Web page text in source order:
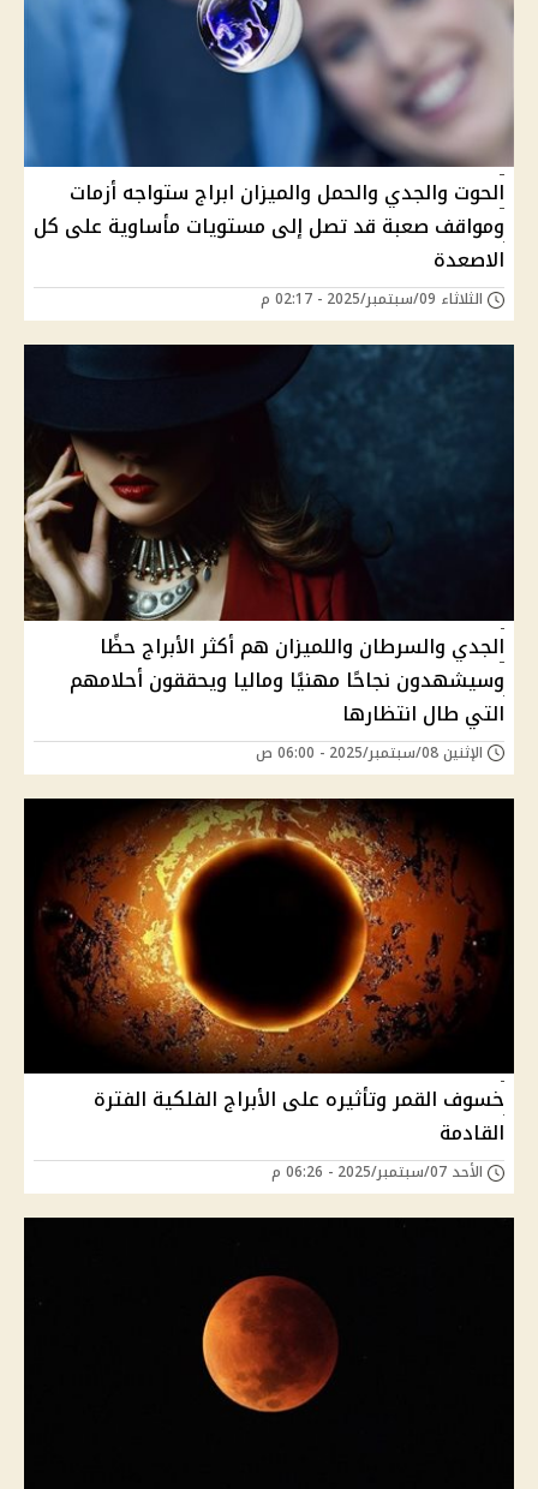
الحوت والجدي والحمل والميزان ابراج ستواجه أزمات
ومواقف صعبة قد تصل إلى مستويات مأساوية على كل
الاصعدة
الثلاثاء 09/سبتمبر/2025 - 02:17 م
الجدي والسرطان واللميزان هم أكثر الأبراج حظًا
وسيشهدون نجاحًا مهنيًا وماليا ويحققون أحلامهم
التي طال انتظارها
الإثنين 08/سبتمبر/2025 - 06:00 ص
خسوف القمر وتأثيره على الأبراج الفلكية الفترة
القادمة
الأحد 07/سبتمبر/2025 - 06:26 م